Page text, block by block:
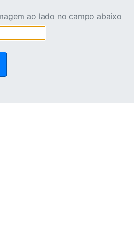
ao lado no campo abaixo